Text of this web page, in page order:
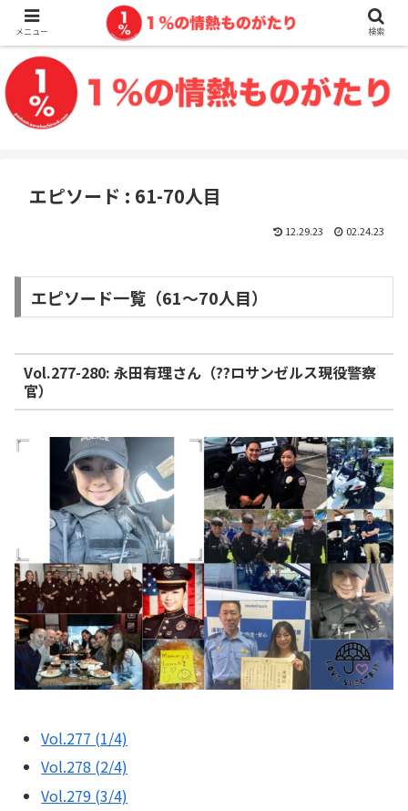
エピソード : 61-70人目
12.29.23 02.24.23
エピソード一覧（61〜70人目）
Vol.277-280: 永田有理さん（??ロサンゼルス現役警察
官）
Vol.277 (1/4)
Vol.278 (2/4)
Vol.279 (3/4)
メニュー 検索